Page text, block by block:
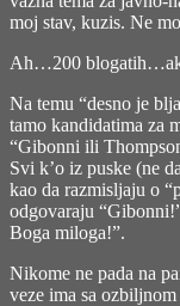
moj stav, kuzis. Ne
Ah…200
Na temu “desno je
tamo kandidatima za
“Gibonni ili
Svi k’o iz puske (ne
kao da razmisljaju o
odgovaraju
Boga miloga!”.
Nikome ne pada na
veze ima sa